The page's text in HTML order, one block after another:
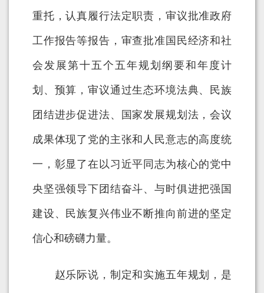
重托，认真履行法定职责，审议批准政府
工作报告等报告，审查批准国民经济和社
会发展第十五个五年规划纲要和年度计
划、预算，审议通过生态环境法典、民族
团结进步促进法、国家发展规划法，会议
成果体现了党的主张和人民意志的高度统
一，彰显了在以习近平同志为核心的党中
央坚强领导下团结奋斗、与时俱进把强国
建设、民族复兴伟业不断推向前进的坚定
信心和磅礴力量。
赵乐际说，制定和实施五年规划，是